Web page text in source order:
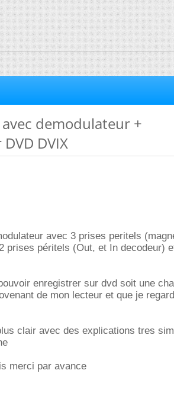
demodulateur +
DVIX
avec 3 prises peritels
prises péritels (Out, et In decodeur)
enregistrer sur dvd soit une
de mon lecteur et que je
clair avec des explications tres
merci par avance